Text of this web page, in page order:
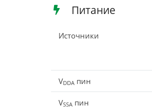
Питание
Источники
VDDA пин
VSSA пин